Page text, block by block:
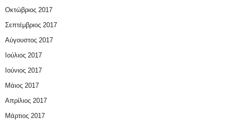
Οκτώβριος 2017
Σεπτέμβριος 2017
Αύγουστος 2017
Ιούλιος 2017
Ιούνιος 2017
Μάιος 2017
Απρίλιος 2017
Μάρτιος 2017